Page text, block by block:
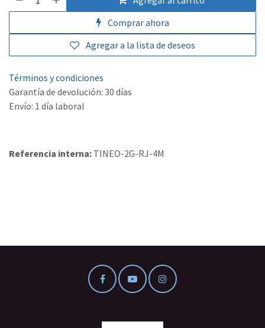
Comprar ahora
Agregar a la lista de deseos
Términos y condiciones
Garantía de devolución: 30 días
Envío: 1 día laboral
Referencia interna: TINEO-2G-RJ-4M